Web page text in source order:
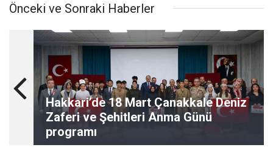
Önceki ve Sonraki Haberler
Hakkari’de 18 Mart Çanakkale Deniz
Zaferi ve Şehitleri Anma Günü
programı